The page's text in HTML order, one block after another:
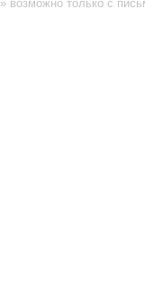
» возможно только с